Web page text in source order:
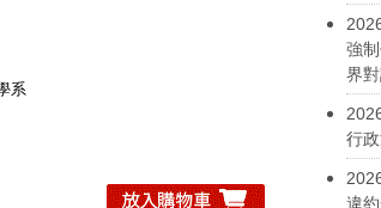
系
強
界
行
違